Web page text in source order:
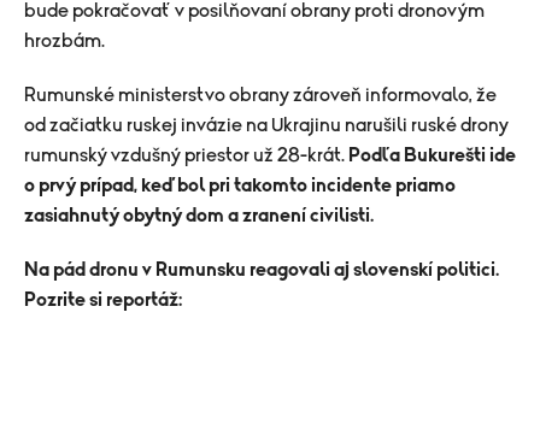
bude pokračovať v posilňovaní obrany proti dronovým
hrozbám.
Rumunské ministerstvo obrany zároveň informovalo, že
od začiatku ruskej invázie na Ukrajinu narušili ruské drony
rumunský vzdušný priestor už 28-krát. Podľa Bukurešti ide
o prvý prípad, keď bol pri takomto incidente priamo
zasiahnutý obytný dom a zranení civilisti.
Na pád dronu v Rumunsku reagovali aj slovenskí politici.
Pozrite si reportáž: